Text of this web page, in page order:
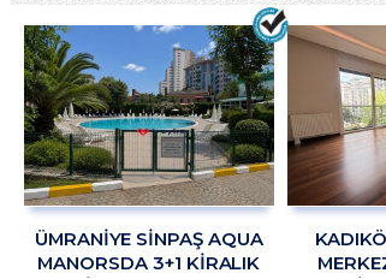
ÜMRANİYE SİNPAŞ AQUA
MANORSDA 3+1 KİRALIK